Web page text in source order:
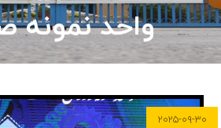
واحد نمونه
۲۰۲۵-۰۹-۳۰